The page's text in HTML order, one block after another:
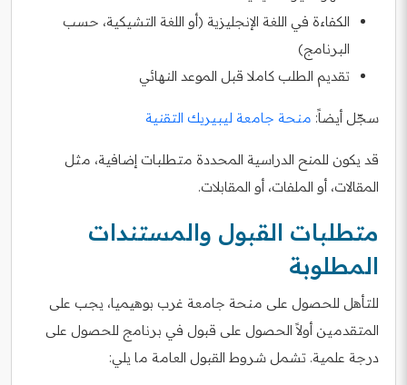
الكفاءة في اللغة الإنجليزية (أو اللغة التشيكية، حسب
البرنامج)
تقديم الطلب كاملا قبل الموعد النهائي
سجّل أيضاً: منحة جامعة ليبيريك التقنية
قد يكون للمنح الدراسية المحددة متطلبات إضافية، مثل
المقالات، أو الملفات، أو المقابلات.
متطلبات القبول والمستندات
المطلوبة
للتأهل للحصول على منحة جامعة غرب بوهيميا، يجب على
المتقدمين أولاً الحصول على قبول في برنامج للحصول على
درجة علمية. تشمل شروط القبول العامة ما يلي: